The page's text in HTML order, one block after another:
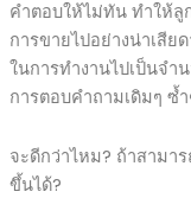
คำตอบให้ไม่ทัน ทำให้ลู
การขายไปอย่างน่าเสีย
ในการทำงานไปเป็นจ
การตอบคำถามเดิมๆ ซ้ำ
จะดีกว่าไหม? ถ้าสามา
ขึ้นได้?